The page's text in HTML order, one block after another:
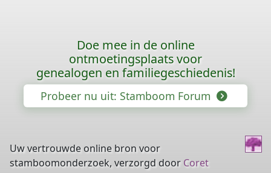
Doe mee in de online
ontmoetingsplaats voor
genealogen en familiegeschiedenis!
Probeer nu uit: Stamboom Forum
Uw vertrouwde online bron voor
stamboomonderzoek, verzorgd door Coret